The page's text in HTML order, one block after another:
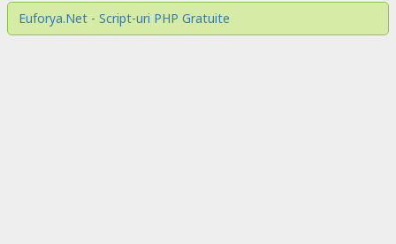
Euforya.Net - Script-uri PHP Gratuite